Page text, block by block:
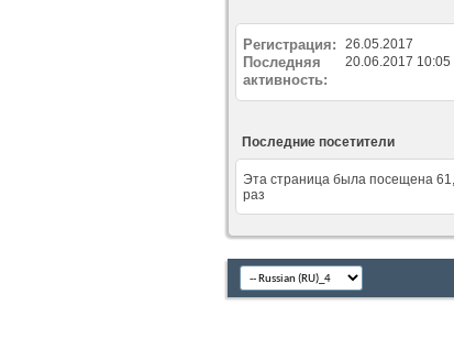
Регистрация 26.05.2017
Последняя
активность
20.06.2017 10:05
Последние посетители
Эта страница была посещена
раз